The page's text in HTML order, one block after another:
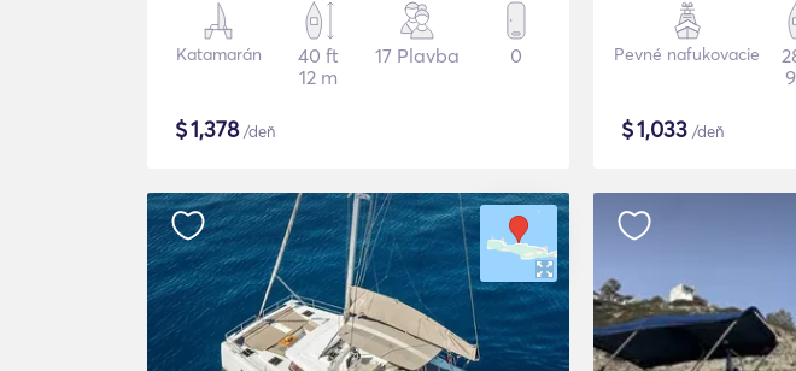
Katamarán
40 ft
12 m
17 Plavba 0
$1,378/deň
Pevné nafukovacie
$1,033 /deň